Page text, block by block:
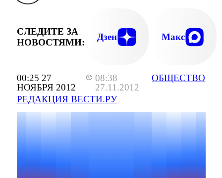
00:25 27
НОЯБРЯ 2012
08:38
27.11.2012
РЕДАКЦИЯ ВЕСТИ.РУ
ОБЩЕСТВО
СЛЕДИТЕ ЗА
НОВОСТЯМИ:
Дзен Макс